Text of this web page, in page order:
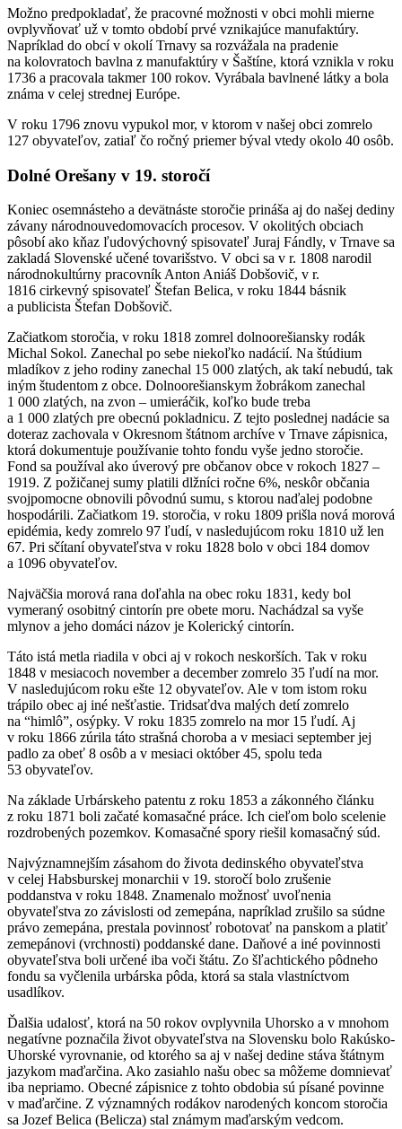
Možno predpokladať, že pracovné možnosti v obci mohli mierne
ovplyvňovať už v tomto období prvé vznikajúce manufaktúry.
Napríklad do obcí v okolí Trnavy sa rozvážala na pradenie
na kolovratoch bavlna z manufaktúry v Šaštíne, ktorá vznikla v roku
1736 a pracovala takmer 100 rokov. Vyrábala bavlnené látky a bola
známa v celej strednej Európe.
V roku 1796 znovu vypukol mor, v ktorom v našej obci zomrelo
127 obyvateľov, zatiaľ čo ročný priemer býval vtedy okolo 40 osôb.
Dolné Orešany v 19. storočí
Koniec osemnásteho a devätnáste storočie prináša aj do našej dediny
závany národnouvedomovacích procesov. V okolitých obciach
pôsobí ako kňaz ľudovýchovný spisovateľ Juraj Fándly, v Trnave sa
zakladá Slovenské učené tovarišstvo. V obci sa v r. 1808 narodil
národnokultúrny pracovník Anton Aniáš Dobšovič, v r.
1816 cirkevný spisovateľ Štefan Belica, v roku 1844 básnik
a publicista Štefan Dobšovič.
Začiatkom storočia, v roku 1818 zomrel dolnoorešiansky rodák
Michal Sokol. Zanechal po sebe niekoľko nadácií. Na štúdium
mladíkov z jeho rodiny zanechal 15 000 zlatých, ak takí nebudú, tak
iným študentom z obce. Dolnoorešianskym žobrákom zanechal
1 000 zlatých, na zvon – umieráčik, koľko bude treba
a 1 000 zlatých pre obecnú pokladnicu. Z tejto poslednej nadácie sa
doteraz zachovala v Okresnom štátnom archíve v Trnave zápisnica,
ktorá dokumentuje používanie tohto fondu vyše jedno storočie.
Fond sa používal ako úverový pre občanov obce v rokoch 1827 –
1919. Z požičanej sumy platili dlžníci ročne 6%, neskôr občania
svojpomocne obnovili pôvodnú sumu, s ktorou naďalej podobne
hospodárili. Začiatkom 19. storočia, v roku 1809 prišla nová morová
epidémia, kedy zomrelo 97 ľudí, v nasledujúcom roku 1810 už len
67. Pri sčítaní obyvateľstva v roku 1828 bolo v obci 184 domov
a 1096 obyvateľov.
Najväčšia morová rana doľahla na obec roku 1831, kedy bol
vymeraný osobitný cintorín pre obete moru. Nachádzal sa vyše
mlynov a jeho domáci názov je Kolerický cintorín.
Táto istá metla riadila v obci aj v rokoch neskorších. Tak v roku
1848 v mesiacoch november a december zomrelo 35 ľudí na mor.
V nasledujúcom roku ešte 12 obyvateľov. Ale v tom istom roku
trápilo obec aj iné nešťastie. Tridsaťdva malých detí zomrelo
na “himlô”, osýpky. V roku 1835 zomrelo na mor 15 ľudí. Aj
v roku 1866 zúrila táto strašná choroba a v mesiaci september jej
padlo za obeť 8 osôb a v mesiaci október 45, spolu teda
53 obyvateľov.
Na základe Urbárskeho patentu z roku 1853 a zákonného článku
z roku 1871 boli začaté komasačné práce. Ich cieľom bolo scelenie
rozdrobených pozemkov. Komasačné spory riešil komasačný súd.
Najvýznamnejším zásahom do života dedinského obyvateľstva
v celej Habsburskej monarchii v 19. storočí bolo zrušenie
poddanstva v roku 1848. Znamenalo možnosť uvoľnenia
obyvateľstva zo závislosti od zemepána, napríklad zrušilo sa súdne
právo zemepána, prestala povinnosť robotovať na panskom a platiť
zemepánovi (vrchnosti) poddanské dane. Daňové a iné povinnosti
obyvateľstva boli určené iba voči štátu. Zo šľachtického pôdneho
fondu sa vyčlenila urbárska pôda, ktorá sa stala vlastníctvom
usadlíkov.
Ďalšia udalosť, ktorá na 50 rokov ovplyvnila Uhorsko a v mnohom
negatívne poznačila život obyvateľstva na Slovensku bolo Rakúsko-
Uhorské vyrovnanie, od ktorého sa aj v našej dedine stáva štátnym
jazykom maďarčina. Ako zasiahlo našu obec sa môžeme domnievať
iba nepriamo. Obecné zápisnice z tohto obdobia sú písané povinne
v maďarčine. Z významných rodákov narodených koncom storočia
sa Jozef Belica (Belicza) stal známym maďarským vedcom.